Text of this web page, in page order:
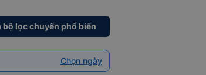
bộ lọc chuyến phổ biến
Chọn ngày